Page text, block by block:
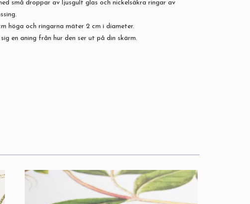
små droppar av ljusgult glas och nickelsäkra ringar av
höga och ringarna mäter 2 cm i diameter.
en aning från hur den ser ut på din skärm.